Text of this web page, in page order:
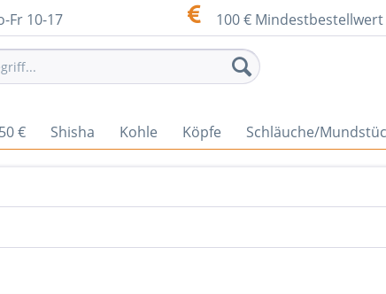
Fr 10-17 100 € Mindestbestellwert
€ Shisha Kohle Köpfe Schläuche/